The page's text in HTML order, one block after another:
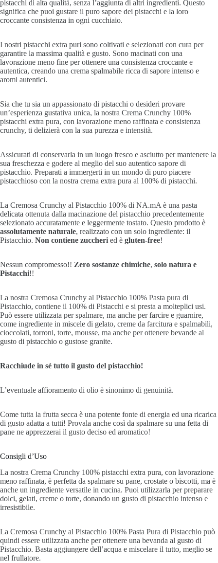
pistacchi di alta qualità, senza l’aggiunta di altri ingredienti. Questo
significa che puoi gustare il puro sapore dei pistacchi e la loro
croccante consistenza in ogni cucchiaio.
I nostri pistacchi extra puri sono coltivati e selezionati con cura per
garantire la massima qualità e gusto. Sono macinati con una
lavorazione meno fine per ottenere una consistenza croccante e
autentica, creando una crema spalmabile ricca di sapore intenso e
aromi autentici.
Sia che tu sia un appassionato di pistacchi o desideri provare
un’esperienza gustativa unica, la nostra Crema Crunchy 100%
pistacchi extra pura, con lavorazione meno raffinata e consistenza
crunchy, ti delizierà con la sua purezza e intensità.
Assicurati di conservarla in un luogo fresco e asciutto per mantenere la
sua freschezza e godere al meglio del suo autentico sapore di
pistacchio. Preparati a immergerti in un mondo di puro piacere
pistacchioso con la nostra crema extra pura al 100% di pistacchi.
La Cremosa Crunchy al Pistacchio 100% di NA.mA è una pasta
delicata ottenuta dalla macinazione del pistacchio precedentemente
selezionato accuratamente e leggermente tostato. Questo prodotto è
assolutamente naturale, realizzato con un solo ingrediente: il
Pistacchio. Non contiene zuccheri ed è gluten-free!
Nessun compromesso!! Zero sostanze chimiche, solo natura e
Pistacchi!!
La nostra Cremosa Crunchy al Pistacchio 100% Pasta pura di
Pistacchio, contiene il 100% di Pistacchi e si presta a molteplici usi.
Può essere utilizzata per spalmare, ma anche per farcire e guarnire,
come ingrediente in miscele di gelato, creme da farcitura e spalmabili,
cioccolati, torroni, torte, mousse, ma anche per ottenere bevande al
gusto di pistacchio o gustose granite.
Racchiude in sé tutto il gusto del pistacchio!
L’eventuale affioramento di olio è sinonimo di genuinità.
Come tutta la frutta secca è una potente fonte di energia ed una ricarica
di gusto adatta a tutti! Provala anche così da spalmare su una fetta di
pane ne apprezzerai il gusto deciso ed aromatico!
Consigli d’Uso
La nostra Crema Crunchy 100% pistacchi extra pura, con lavorazione
meno raffinata, è perfetta da spalmare su pane, crostate o biscotti, ma è
anche un ingrediente versatile in cucina. Puoi utilizzarla per preparare
dolci, gelati, creme o torte, donando un gusto di pistacchio intenso e
irresistibile.
La Cremosa Crunchy al Pistacchio 100% Pasta Pura di Pistacchio può
quindi essere utilizzata anche per ottenere una bevanda al gusto di
Pistacchio. Basta aggiungere dell’acqua e miscelare il tutto, meglio se
nel frullatore.